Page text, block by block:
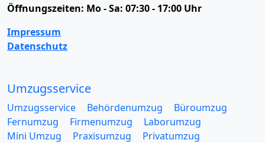
Öffnungszeiten: Mo - Sa: 07:30 - 17:00 Uhr
Impressum
Datenschutz
Umzugsservice
Umzugsservice Behördenumzug
Büroumzug
Fernumzug
Firmenumzug
Laborumzug
Mini Umzug
Praxisumzug
Privatumzug